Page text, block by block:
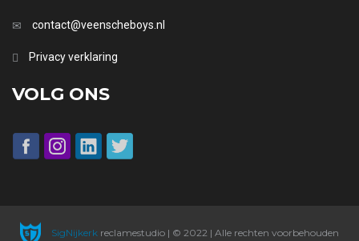
contact@veenscheboys.nl
Privacy verklaring
VOLG ONS
SigNijkerkreclamestudio | © 2022 | Alle rechten voorbehouden